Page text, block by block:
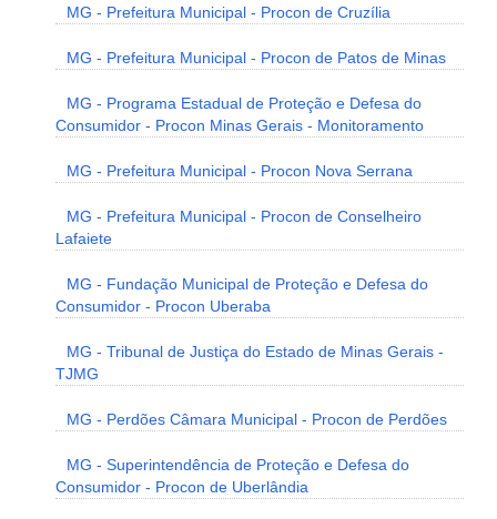
MG - Prefeitura Municipal - Procon de Cruzília
MG - Prefeitura Municipal - Procon de Patos de Minas
MG - Programa Estadual de Proteção e Defesa do
Consumidor - Procon Minas Gerais - Monitoramento
MG - Prefeitura Municipal - Procon Nova Serrana
MG - Prefeitura Municipal - Procon de Conselheiro
Lafaiete
MG - Fundação Municipal de Proteção e Defesa do
Consumidor - Procon Uberaba
MG - Tribunal de Justiça do Estado de Minas Gerais -
TJMG
MG - Perdões Câmara Municipal - Procon de Perdões
MG - Superintendência de Proteção e Defesa do
Consumidor - Procon de Uberlândia